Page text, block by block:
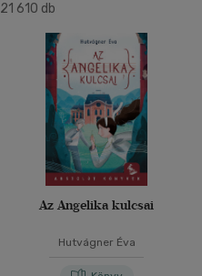
21 610 db
Az Angelika kulcsai
Hutvágner Éva